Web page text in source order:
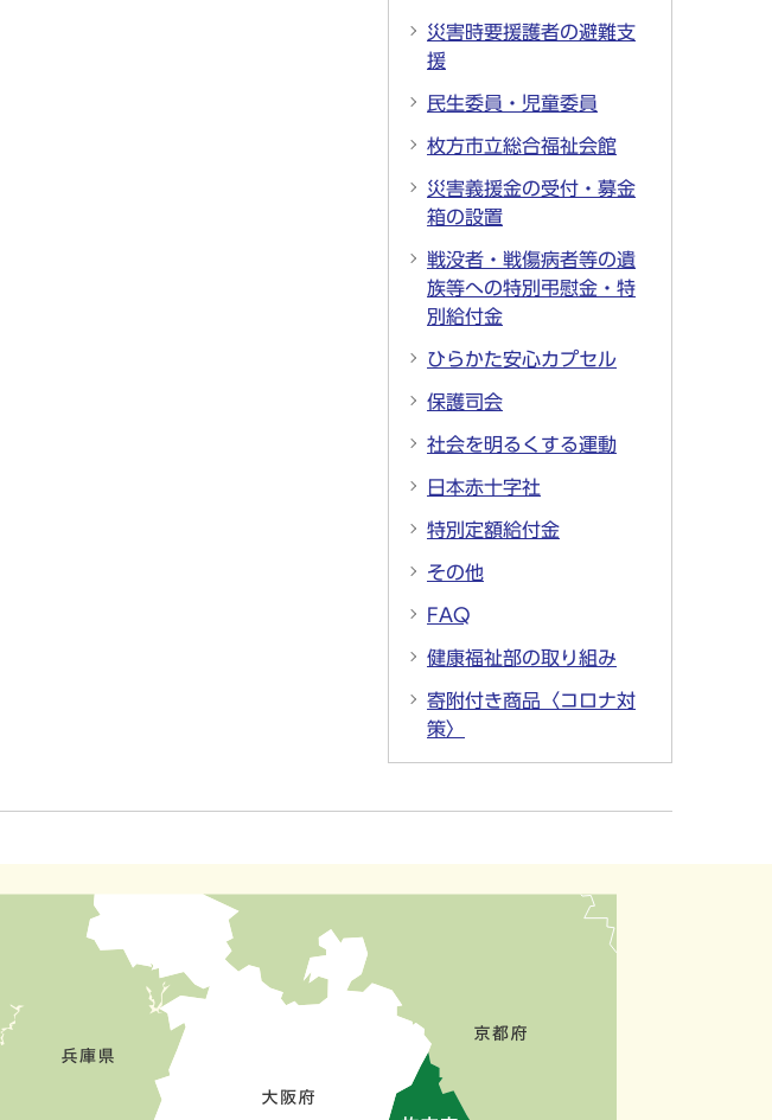
災害時要援護者の避難支
援
民生委員・児童委員
枚方市立総合福祉会館
災害義援金の受付・募金
箱の設置
戦没者・戦傷病者等の遺
族等への特別弔慰金・特
別給付金
ひらかた安心カプセル
保護司会
社会を明るくする運動
日本赤十字社
特別定額給付金
その他
FAQ
健康福祉部の取り組み
寄附付き商品〈コロナ対
策〉